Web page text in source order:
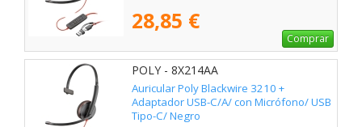
28,85 €
Comprar
POLY - 8X214AA
Auricular Poly Blackwire 3210 +
Adaptador USB-C/A/ con Micrófono/ USB
Tipo-C/ Negro